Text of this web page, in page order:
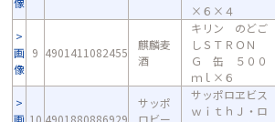
×６×４
画
像
9 4901411082455
麒麟麦
酒
キリン のどご
しＳＴＲＯＮ
Ｇ 缶 ５００
ｍｌ×６
画 10 4901880886929
サッポ
ロビー
サッポロヱビス
ｗｉｔｈＪ・ロ